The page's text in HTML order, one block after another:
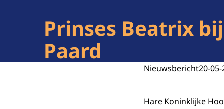
Prinses Beatrix
Paard
Nieuwsbericht20-
Hare Koninklijke